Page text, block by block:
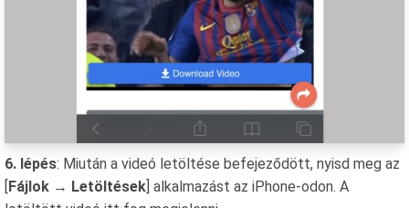
6. lépés: Miután a videó letöltése befejeződött, nyisd meg az
[Fájlok → Letöltések] alkalmazást az iPhone-odon. A